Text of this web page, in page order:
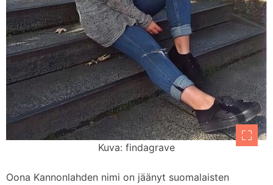
Kuva: findagrave
Oona Kannonlahden nimi on jäänyt suomalaisten